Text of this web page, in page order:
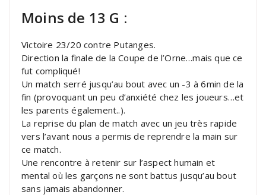
Moins de 13 G :
Victoire 23/20 contre Putanges.
Direction la finale de la Coupe de l’Orne…mais que ce
fut compliqué!
Un match serré jusqu’au bout avec un -3 à 6min de la
fin (provoquant un peu d’anxiété chez les joueurs…et
les parents également..).
La reprise du plan de match avec un jeu très rapide
vers l’avant nous a permis de reprendre la main sur
ce match.
Une rencontre à retenir sur l’aspect humain et
mental où les garçons ne sont battus jusqu’au bout
sans jamais abandonner.